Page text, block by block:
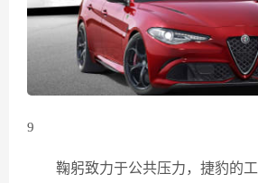
9
鞠躬致力于公共压力，捷豹的